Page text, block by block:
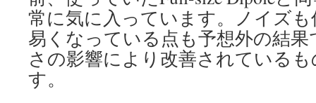
常に気に入っています。ノイズ
易くなっている点も予想外の結
さの影響により改善されている
す。